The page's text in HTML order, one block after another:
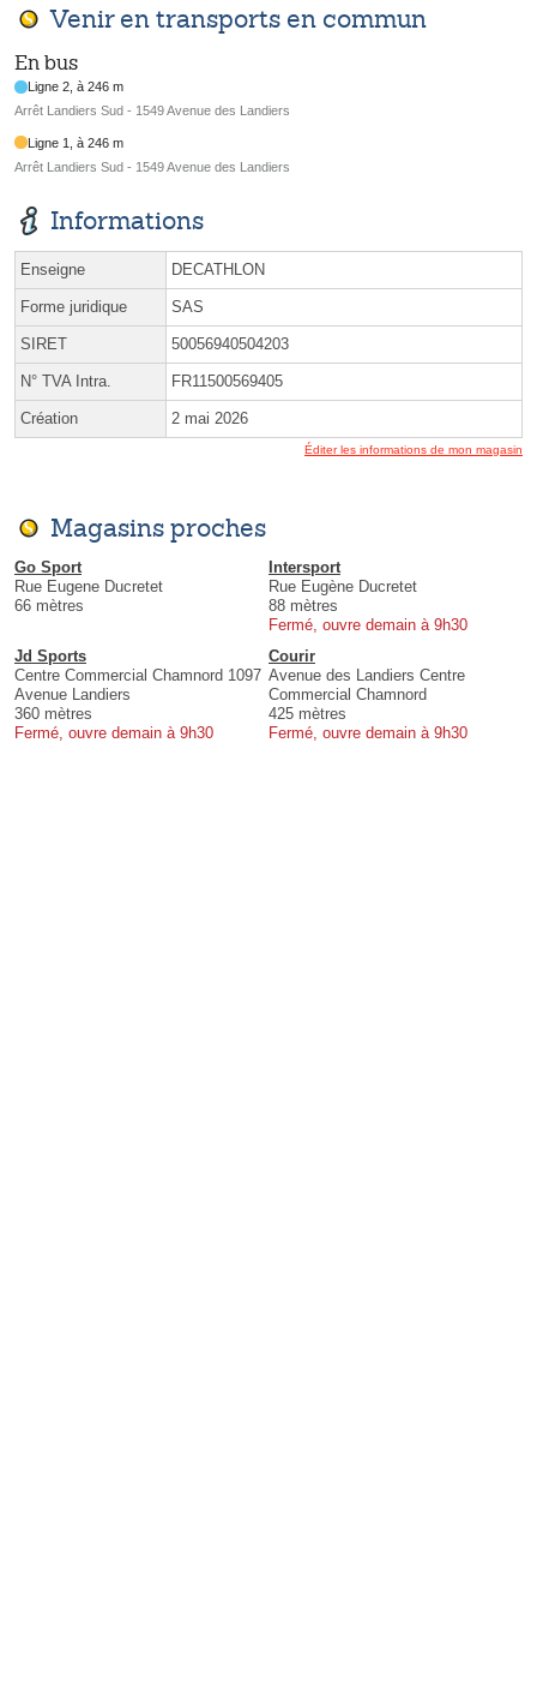
Venir en transports en commun
En bus
Ligne 2, à 246 m
Arrêt Landiers Sud - 1549 Avenue des Landiers
Ligne 1, à 246 m
Arrêt Landiers Sud - 1549 Avenue des Landiers
Informations
Enseigne DECATHLON
Forme juridique SAS
SIRET 50056940504203
N° TVA Intra. FR11500569405
Création 2 mai 2026
Éditer les informations de mon magasin
Magasins proches
Go Sport
Rue Eugene Ducretet
66 mètres
Intersport
Rue Eugène Ducretet
88 mètres
Fermé, ouvre demain à 9h30
Jd Sports
Centre Commercial Chamnord 1097
Avenue Landiers
360 mètres
Fermé, ouvre demain à 9h30
Courir
Avenue des Landiers Centre
Commercial Chamnord
425 mètres
Fermé, ouvre demain à 9h30